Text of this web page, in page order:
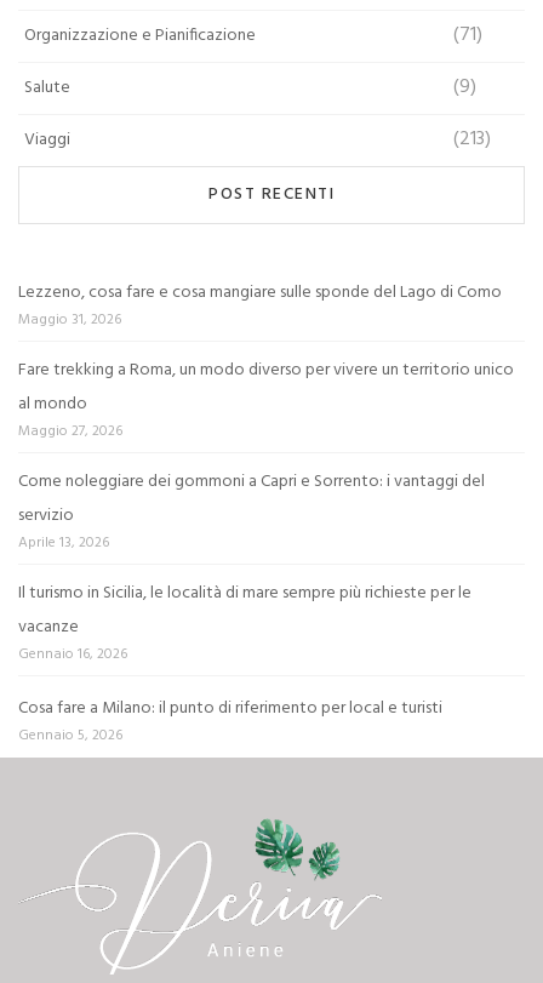
Organizzazione e Pianificazione (71)
Salute (9)
Viaggi (213)
POST RECENTI
Lezzeno, cosa fare e cosa mangiare sulle sponde del Lago di Como
Maggio 31, 2026
Fare trekking a Roma, un modo diverso per vivere un territorio unico
al mondo
Maggio 27, 2026
Come noleggiare dei gommoni a Capri e Sorrento: i vantaggi del
servizio
Aprile 13, 2026
Il turismo in Sicilia, le località di mare sempre più richieste per le
vacanze
Gennaio 16, 2026
Cosa fare a Milano: il punto di riferimento per local e turisti
Gennaio 5, 2026